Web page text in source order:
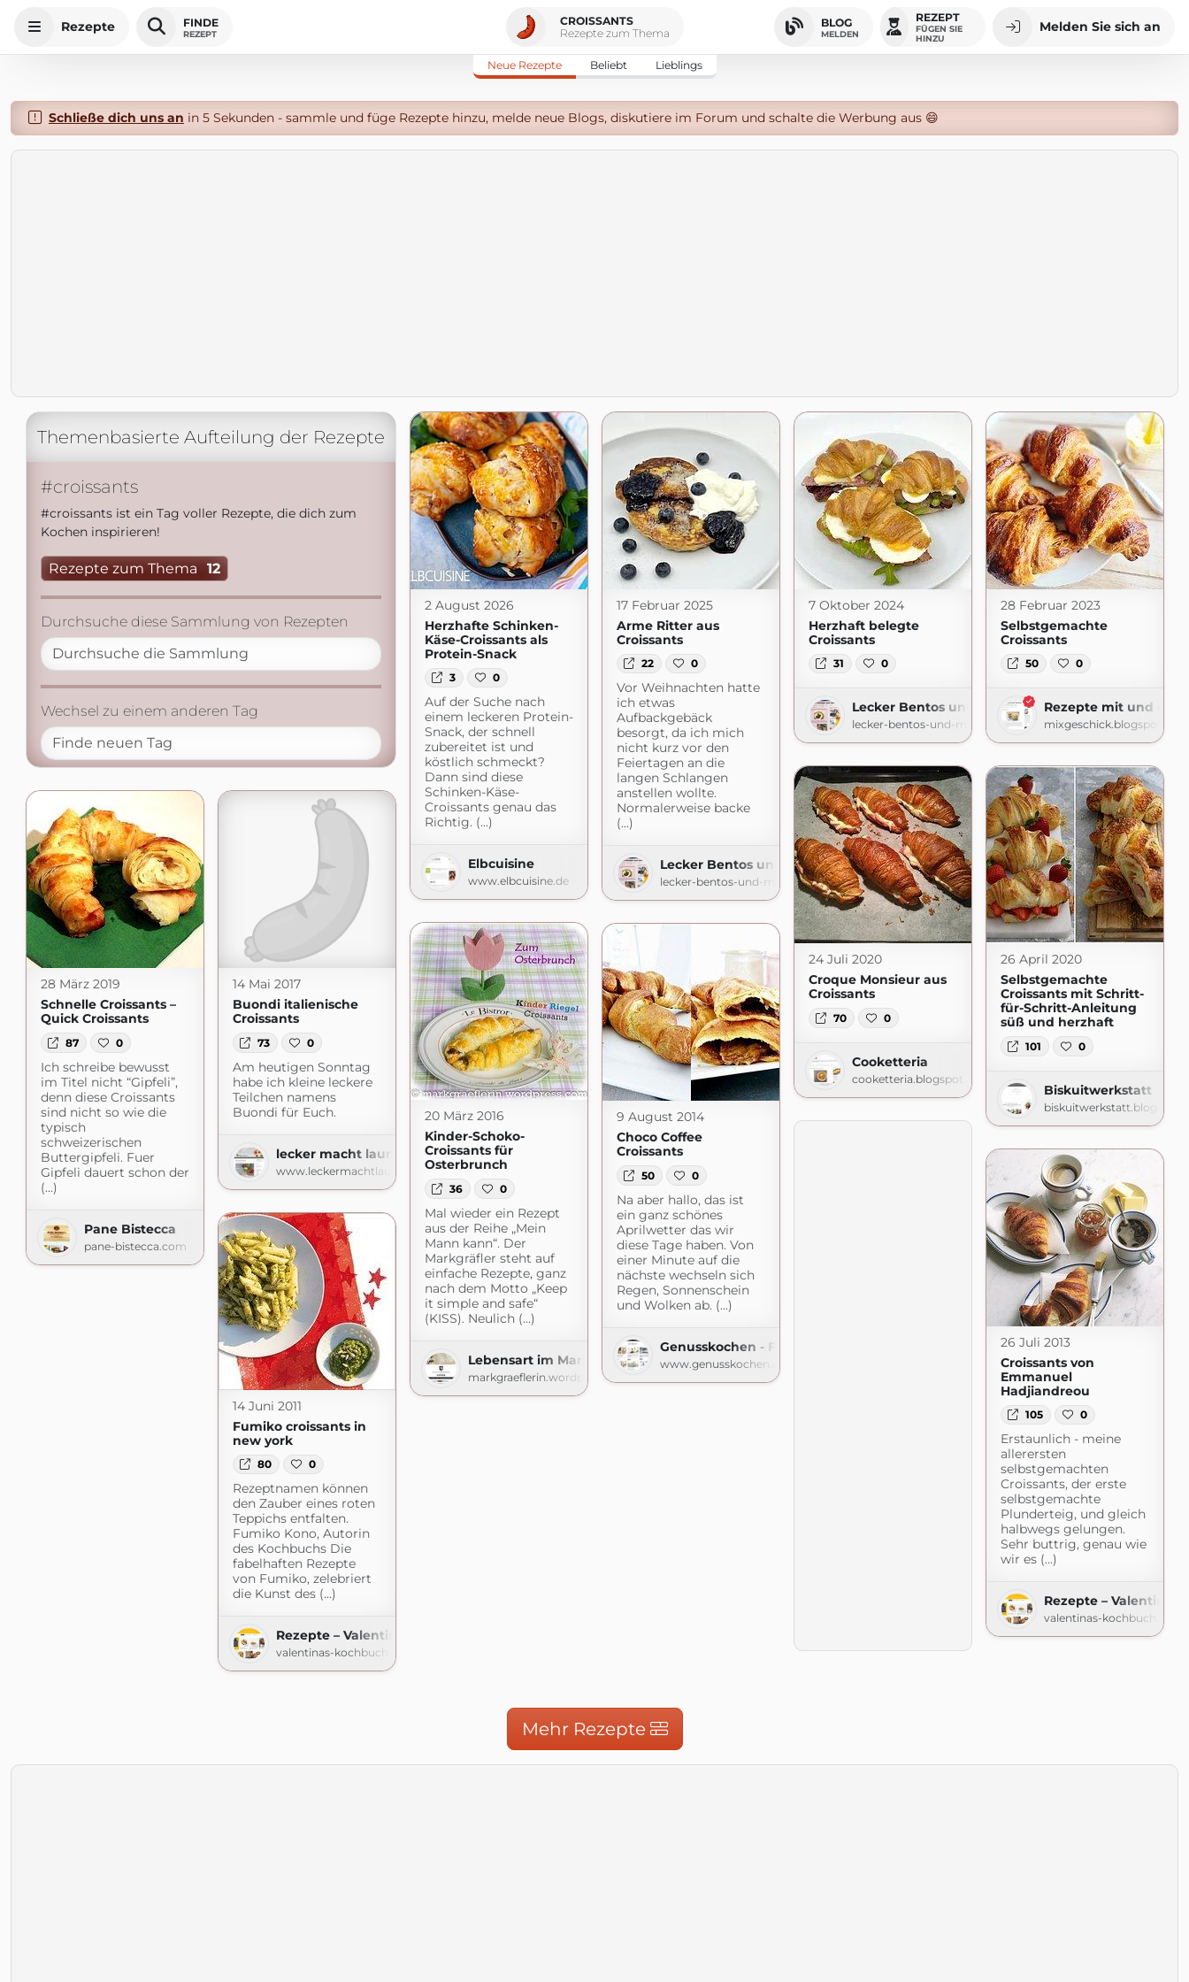
Rezepte FINDE
REZEPT
CROISSANTS
Rezepte zum Thema
BLOG
MELDEN
REZEPT
FÜGEN SIE
HINZU
Melden Sie sich an
Neue Rezepte Beliebt Lieblings
Schließe dich uns an in 5 Sekunden - sammle und füge Rezepte hinzu, melde neue Blogs, diskutiere im Forum und schalte die Werbung aus 😄
Themenbasierte Aufteilung der Rezepte
#croissants
#croissants ist ein Tag voller Rezepte, die dich zum
Kochen inspirieren!
Rezepte zum Thema 12
Durchsuche diese Sammlung von Rezepten
Wechsel zu einem anderen Tag
2 August 2026
Herzhafte Schinken-
Käse-Croissants als
Protein-Snack
3 0
Auf der Suche nach
einem leckeren Protein-
Snack, der schnell
zubereitet ist und
köstlich schmeckt?
Dann sind diese
Schinken-Käse-
Croissants genau das
Richtig. (...)
Elbcuisine
www.elbcuisine.de
17 Februar 2025
Arme Ritter aus
Croissants
22 0
Vor Weihnachten hatte
ich etwas
Aufbackgebäck
besorgt, da ich mich
nicht kurz vor den
Feiertagen an die
langen Schlangen
anstellen wollte.
Normalerweise backe
(...)
Lecker Bentos und mehr
lecker-bentos-und-mehr.blogspot.com
7 Oktober 2024
Herzhaft belegte
Croissants
31 0
Lecker Bentos und mehr
lecker-bentos-und-mehr.blogspot.com
28 Februar 2023
Selbstgemachte
Croissants
50 0
Rezepte mit und
mixgeschick.blogspot.com
24 Juli 2020
Croque Monsieur aus
Croissants
70 0
Cooketteria
cooketteria.blogspot.com
26 April 2020
Selbstgemachte
Croissants mit Schritt-
für-Schritt-Anleitung
süß und herzhaft
101 0
Biskuitwerkstatt
28 März 2019
Schnelle Croissants –
Quick Croissants
87 0
Ich schreibe bewusst
im Titel nicht “Gipfeli”,
denn diese Croissants
sind nicht so wie die
typisch
schweizerischen
Buttergipfeli. Fuer
Gipfeli dauert schon der
(...)
Pane Bistecca
pane-bistecca.com
14 Mai 2017
Buondi italienische
Croissants
73 0
Am heutigen Sonntag
habe ich kleine leckere
Teilchen namens
Buondi für Euch.
lecker macht laune
www.leckermachtlaune.de
20 März 2016
Kinder-Schoko-
Croissants für
Osterbrunch
36 0
Mal wieder ein Rezept
aus der Reihe „Mein
Mann kann“. Der
Markgräfler steht auf
einfache Rezepte, ganz
nach dem Motto „Keep
it simple and safe“
(KISS). Neulich (...)
Lebensart im Markgräflerland
markgraeflerin.wordpress.com
9 August 2014
Choco Coffee
Croissants
50 0
Na aber hallo, das ist
ein ganz schönes
Aprilwetter das wir
diese Tage haben. Von
einer Minute auf die
nächste wechseln sich
Regen, Sonnenschein
und Wolken ab. (...)
Genusskochen - Food- & Lifestyleblog
www.genusskochen.com
26 Juli 2013
Croissants von
Emmanuel
Hadjiandreou
105 0
Erstaunlich - meine
allerersten
selbstgemachten
Croissants, der erste
selbstgemachte
Plunderteig, und gleich
halbwegs gelungen.
Sehr buttrig, genau wie
wir es (...)
Rezepte –
valentinas-kochbuch.de
14 Juni 2011
Fumiko croissants in
new york
80 0
Rezeptnamen können
den Zauber eines roten
Teppichs entfalten.
Fumiko Kono, Autorin
des Kochbuchs Die
fabelhaften Rezepte
von Fumiko, zelebriert
die Kunst des (...)
Rezepte – Valentinas-Kochbuch.de
valentinas-kochbuch.de
Mehr Rezepte